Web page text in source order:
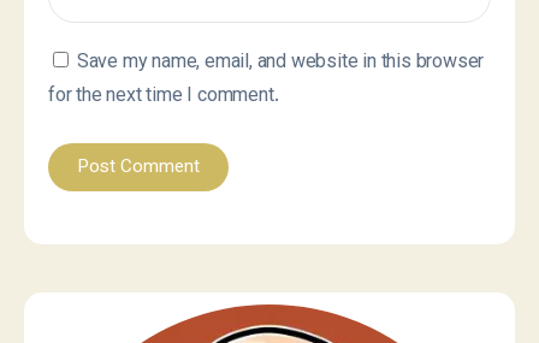
Save my name, email, and website in this browser
for the next time I comment.